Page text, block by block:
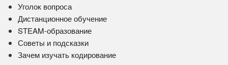
Уголок вопроса
Дистанционное обучение
STEAM-образование
Советы и подсказки
Зачем изучать кодирование